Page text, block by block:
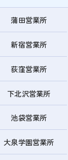
蒲田営業所
新宿営業所
荻窪営業所
下北沢営業所
池袋営業所
大泉学園営業所